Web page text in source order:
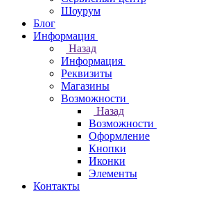
Шоурум
Блог
Информация
Назад
Информация
Реквизиты
Магазины
Возможности
Назад
Возможности
Оформление
Кнопки
Иконки
Элементы
Контакты